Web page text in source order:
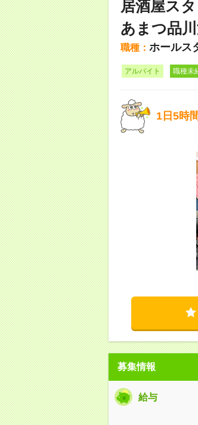
居酒屋ス
あまつ品
職種： ホールス
アルバイト 職種未
1日5時
募集情報
給与